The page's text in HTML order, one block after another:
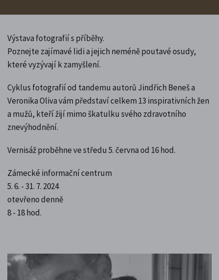
Výstava fotografií s příběhy.
Poznejte zajímavé lidi a jejich neméně poutavé osudy,
které vyzývají k zamyšlení.
Cyklus fotografií od tandemu autorů Jindřich Beneš a
Veronika Oliva vám představí celkem 13 inspirativních žen
a mužů, kteří žijí mimo škatulku svého zdravotního
znevýhodnění.
Vernisáž proběhne ve středu 5. června od 16 hod.
Zámecké informační centrum
5. 6. - 31. 7. 2024
otevřeno denně
8 - 18 hod.